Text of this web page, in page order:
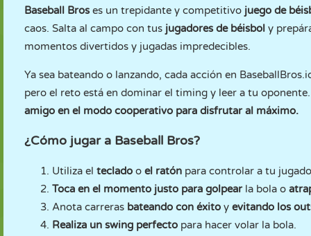
Baseball Broses un trepidante y competitivo juego de
caos. Salta al campo con tus jugadores de béisbol y
momentos divertidos y jugadas impredecibles.
Ya sea bateando o lanzando, cada acción en
pero el reto está en dominar el timing y leer a tu oponente.
amigo en el modo cooperativo para disfrutar al máximo.
¿Cómo jugar a Baseball Bros?
Utiliza el teclado o el ratón para controlar a tu
Toca en el momento justo para golpear la bola o
Anota carreras bateando con éxito y evitando los
Realiza un swing perfecto para hacer volar la bola.